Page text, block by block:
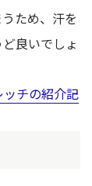
ため、汗を
良いでしょ
チの紹介記